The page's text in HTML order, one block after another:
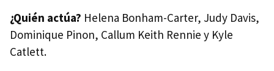
¿Quién actúa? Helena Bonham-Carter, Judy Davis,
Dominique Pinon, Callum Keith Rennie y Kyle
Catlett.